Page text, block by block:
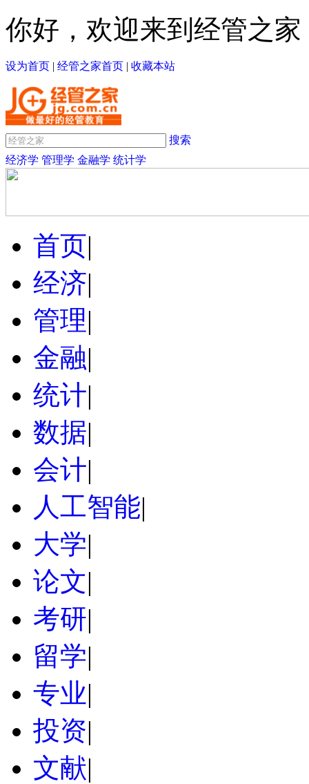
你好，欢迎来到经管之家
设为首页 | 经管之家首页 | 收藏本站
搜索
经济学 管理学 金融学 统计学
首页|
经济|
管理|
金融|
统计|
数据|
会计|
人工智能|
大学|
论文|
考研|
留学|
专业|
投资|
文献|